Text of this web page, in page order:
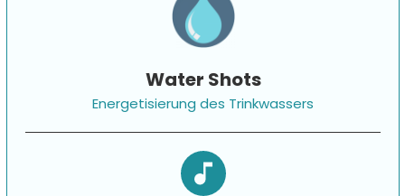
Water Shots
Energetisierung des Trinkwassers